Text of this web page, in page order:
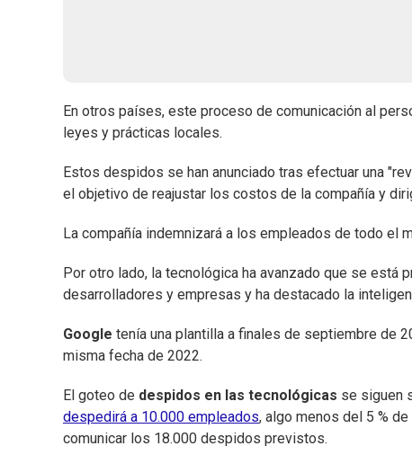
En otros países, este proceso de comunicación al
leyes y prácticas locales.
Estos despidos se han anunciado tras efectuar una
el objetivo de reajustar los costos de la compañía y
La compañía indemnizará a los empleados de todo el
Por otro lado, la tecnológica ha avanzado que se está
desarrolladores y empresas y ha destacado la
Google tenía una plantilla a finales de septiembre de
misma fecha de 2022.
El goteo de despidos en las tecnológicas se siguen
despedirá a 10.000 empleados, algo menos del 5 %
comunicar los 18.000 despidos previstos.